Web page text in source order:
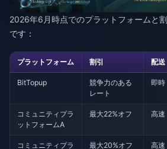
2026年6月時点でのプラットフォームと
です：
プラットフォーム 割引 配送
BitTopup
競争力のある
レート
即時
コミュニティプラ
ットフォームA
最大22%オフ 高速
コミュニティプラ
最大20%オフ 高速